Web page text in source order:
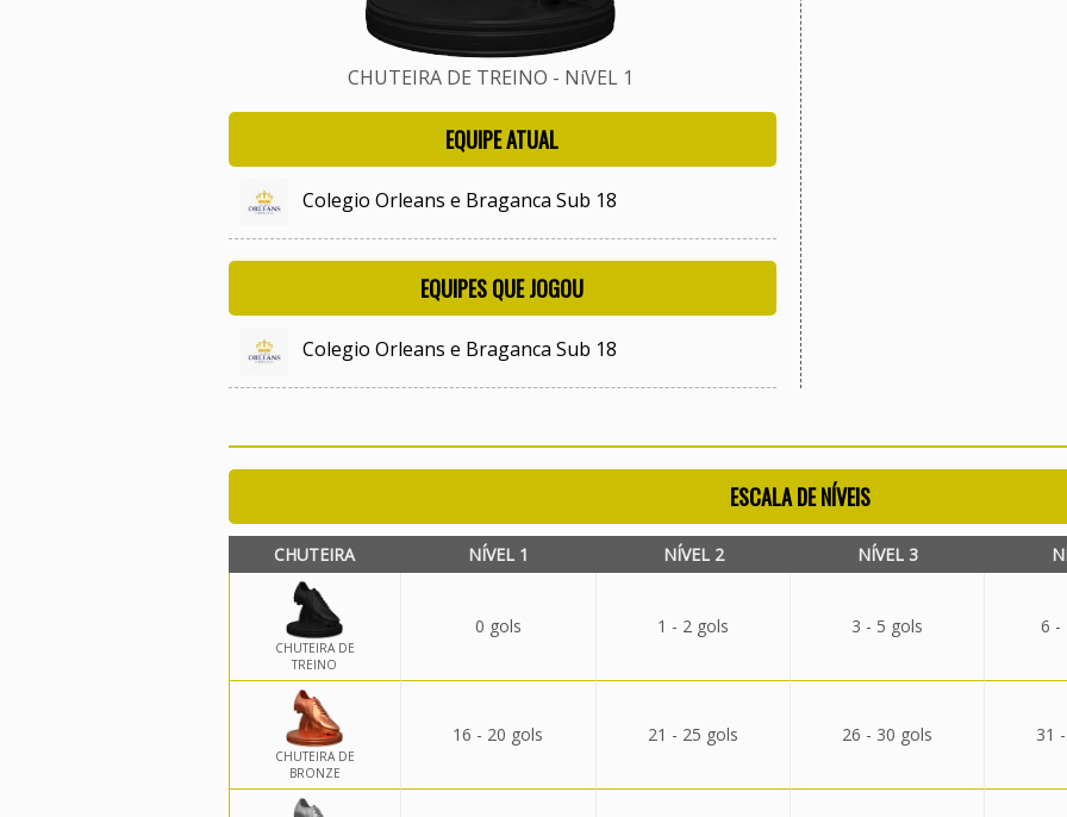
CHUTEIRA DE TREINO - NíVEL 1
EQUIPE ATUAL
Colegio Orleans e Braganca Sub 18
EQUIPES QUE JOGOU
Colegio Orleans e Braganca Sub 18
ESCALA DE NÍVEIS
CHUTEIRA NÍVEL 1 NÍVEL 2 NÍVEL 3
CHUTEIRA DE
TREINO
0 gols 1 - 2 gols 3 - 5 gols 6 -
CHUTEIRA DE
BRONZE
16 - 20 gols 21 - 25 gols 26 - 30 gols 31